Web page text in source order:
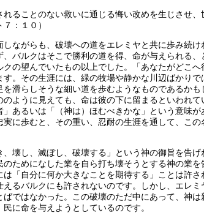
ることのない救いに通じる悔い改めを生じさせ、
：１０）
ながらも、破壊への道をエレミヤと共に歩み続け
バルクはそこで勝利の道を得、命が与えられる、
の望んでいたもの以上でした。「あなたがどこへ
。その生涯には、緑の牧場や静かな川辺ばかりで
滑らしそうな細い道を歩むようなものであるかも
ように見えても、命は彼の下に留まるといわれて
あるいは「（神は）ほむべきかな」という意味が
に歩むと、その重い、忍耐の生涯を通して、この
壊し、滅ぼし、破壊する」という神の御旨を告げ
ためになした業を自ら打ち壊そうとする神の業を
「自分に何か大きなことを期待する」ことは許さ
るバルクにも許されないのです。しかし、エレミ
ではなかった。この破壊のただ中にあって、神は
に命を与えようとしているのです。